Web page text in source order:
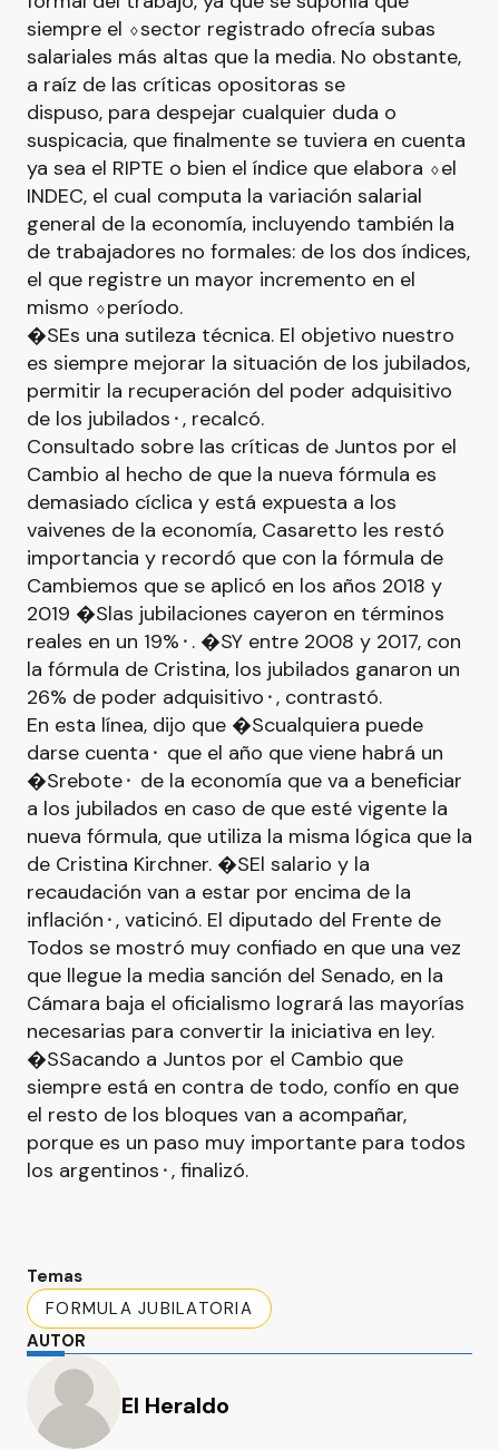
siempre el ⬨sector registrado ofrecía subas
salariales más altas que la media. No obstante,
a raíz de las críticas opositoras se
dispuso, para despejar cualquier duda o
suspicacia, que finalmente se tuviera en cuenta
ya sea el RIPTE o bien el índice que elabora ⬨el
INDEC, el cual computa la variación salarial
general de la economía, incluyendo también la
de trabajadores no formales: de los dos índices,
el que registre un mayor incremento en el
mismo ⬨período.
�SEs una sutileza técnica. El objetivo nuestro
es siempre mejorar la situación de los jubilados,
permitir la recuperación del poder adquisitivo
de los jubilados⬝, recalcó.
Consultado sobre las críticas de Juntos por el
Cambio al hecho de que la nueva fórmula es
demasiado cíclica y está expuesta a los
vaivenes de la economía, Casaretto les restó
importancia y recordó que con la fórmula de
Cambiemos que se aplicó en los años 2018 y
2019 �Slas jubilaciones cayeron en términos
reales en un 19%⬝. �SY entre 2008 y 2017, con
la fórmula de Cristina, los jubilados ganaron un
26% de poder adquisitivo⬝, contrastó.
En esta línea, dijo que �Scualquiera puede
darse cuenta⬝ que el año que viene habrá un
�Srebote⬝ de la economía que va a beneficiar
a los jubilados en caso de que esté vigente la
nueva fórmula, que utiliza la misma lógica que la
de Cristina Kirchner. �SEl salario y la
recaudación van a estar por encima de la
inflación⬝, vaticinó. El diputado del Frente de
Todos se mostró muy confiado en que una vez
que llegue la media sanción del Senado, en la
Cámara baja el oficialismo logrará las mayorías
necesarias para convertir la iniciativa en ley.
�SSacando a Juntos por el Cambio que
siempre está en contra de todo, confío en que
el resto de los bloques van a acompañar,
porque es un paso muy importante para todos
los argentinos⬝, finalizó.
Temas
FORMULA JUBILATORIA
AUTOR
El Heraldo